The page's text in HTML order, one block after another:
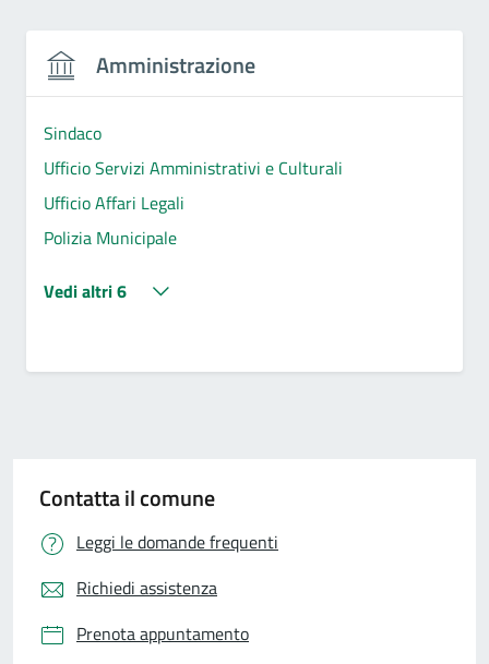
Amministrazione
Sindaco
Ufficio Servizi Amministrativi e Culturali
Ufficio Affari Legali
Polizia Municipale
Vedi altri 6
Contatta il comune
Leggi le domande frequenti
Richiedi assistenza
Prenota appuntamento